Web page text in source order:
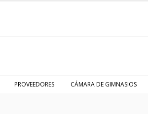
PROVEEDORES CÁMARA DE GIMNASIOS